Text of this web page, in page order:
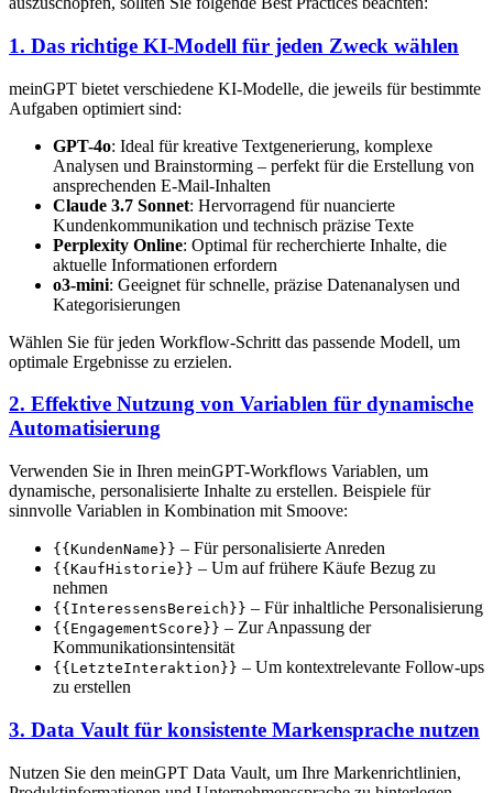
1. Das richtige KI-Modell für jeden Zweck wählen
meinGPT bietet verschiedene KI-Modelle, die jeweils für bestimmte
Aufgaben optimiert sind:
GPT-4o: Ideal für kreative Textgenerierung, komplexe
Analysen und Brainstorming – perfekt für die Erstellung von
ansprechenden E-Mail-Inhalten
Claude 3.7 Sonnet: Hervorragend für nuancierte
Kundenkommunikation und technisch präzise Texte
Perplexity Online: Optimal für recherchierte Inhalte, die
aktuelle Informationen erfordern
o3-mini: Geeignet für schnelle, präzise Datenanalysen und
Kategorisierungen
Wählen Sie für jeden Workflow-Schritt das passende Modell, um
optimale Ergebnisse zu erzielen.
2. Effektive Nutzung von Variablen für dynamische
Automatisierung
Verwenden Sie in Ihren meinGPT-Workflows Variablen, um
dynamische, personalisierte Inhalte zu erstellen. Beispiele für
sinnvolle Variablen in Kombination mit Smoove:
{{KundenName}} – Für personalisierte Anreden
{{KaufHistorie}} – Um auf frühere Käufe Bezug zu
nehmen
{{InteressensBereich}} – Für inhaltliche Personalisierung
{{EngagementScore}} – Zur Anpassung der
Kommunikationsintensität
{{LetzteInteraktion}} – Um kontextrelevante Follow-ups
zu erstellen
3. Data Vault für konsistente Markensprache nutzen
Nutzen Sie den meinGPT Data Vault, um Ihre Markenrichtlinien,